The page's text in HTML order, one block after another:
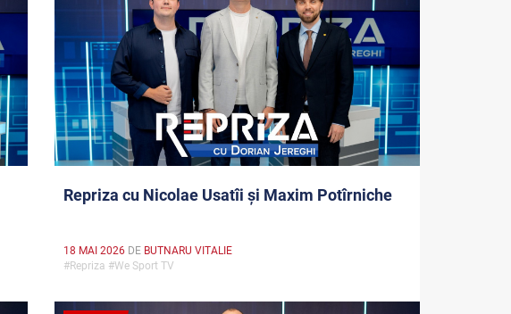
Repriza cu Nicolae Usatîi și Maxim Potîrniche
18 MAI 2026 DE BUTNARU VITALIE
#Repriza #We Sport TV